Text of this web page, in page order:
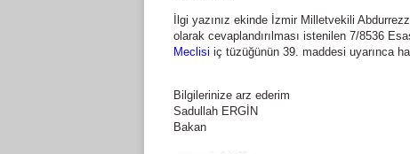
İlgi yazınız ekinde İzmir Milletvekili
olarak cevaplandırılması istenilen 7/8536
Meclisi iç tüzüğünün 39. maddesi uyarınca
Bilgilerinize arz ederim
Sadullah ERGİN
Bakan